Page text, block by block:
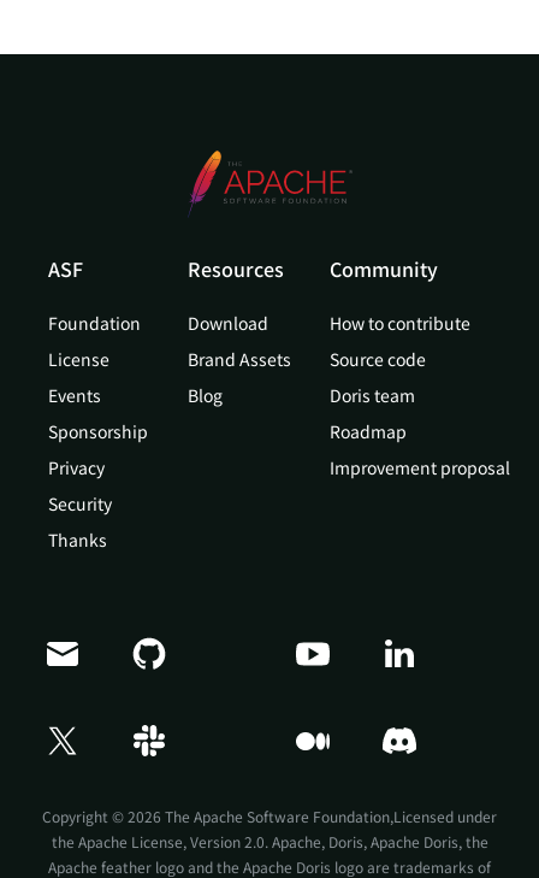
ASF
Foundation
License
Events
Sponsorship
Privacy
Security
Thanks
Resources
Download
Brand Assets
Blog
Community
How to contribute
Source code
Doris team
Roadmap
Improvement proposal
Copyright © 2026 The Apache Software Foundation,Licensed under
the Apache License, Version 2.0. Apache, Doris, Apache Doris, the
Apache feather logo and the Apache Doris logo are trademarks of
Doris Summit 26